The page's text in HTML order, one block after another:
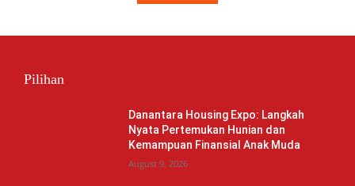
Pilihan
Danantara Housing Expo: Langkah
Nyata Pertemukan Hunian dan
Kemampuan Finansial Anak Muda
August 9, 2026